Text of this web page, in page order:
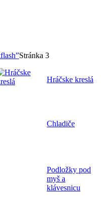
Stránka 3
Hráčske kreslá
Chladiče
Podložky pod
myš a
klávesnicu